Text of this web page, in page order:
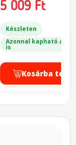
5 009 Ft
Készleten
Azonnal kapható a
is
Kosárba